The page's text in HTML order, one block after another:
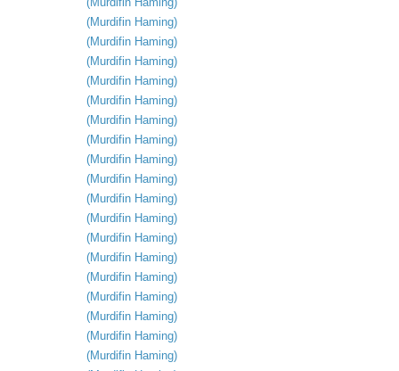
(Murdifin Haming)
(Murdifin Haming)
(Murdifin Haming)
(Murdifin Haming)
(Murdifin Haming)
(Murdifin Haming)
(Murdifin Haming)
(Murdifin Haming)
(Murdifin Haming)
(Murdifin Haming)
(Murdifin Haming)
(Murdifin Haming)
(Murdifin Haming)
(Murdifin Haming)
(Murdifin Haming)
(Murdifin Haming)
(Murdifin Haming)
(Murdifin Haming)